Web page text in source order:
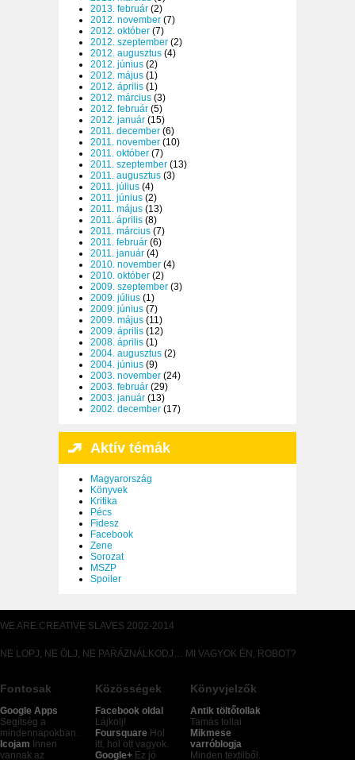
2013. február (2)
2012. november (7)
2012. október (7)
2012. szeptember (2)
2012. augusztus (4)
2012. június (2)
2012. május (1)
2012. április (1)
2012. március (3)
2012. február (5)
2012. január (15)
2011. december (6)
2011. november (10)
2011. október (7)
2011. szeptember (13)
2011. augusztus (3)
2011. július (4)
2011. június (2)
2011. május (13)
2011. április (8)
2011. március (7)
2011. február (6)
2011. január (4)
2010. november (4)
2010. október (2)
2009. szeptember (3)
2009. július (1)
2009. június (7)
2009. május (11)
2009. április (12)
2008. április (1)
2004. augusztus (2)
2004. június (9)
2003. november (24)
2003. február (29)
2003. január (13)
2002. december (17)
Aktív témák
Magyarország
Könyvek
Kritika
Pécs
Fidesz
Facebook
Zene
Sorozat
MSZP
Spoiler
WE ARE CREATIVE SLAVES 2002-2014
NE LOPJ, NE ÖLJ, NE PARÁZNÁLKODJ… MI VAGYOK ÉN, ROBOT?
Fontosak
Google Apps
Segítség a
mindennapokban.
Icojam Innen
vannak az
Közösségek
Facebook oldal
Lájkolj!
Foursquare Hol
itt, hol ott vagyok.
Google+ Ez jó
Könyvjelzők
Antik töltőtollak
Tamás tollai
Mikmese
varróblogja
Minden textilből.